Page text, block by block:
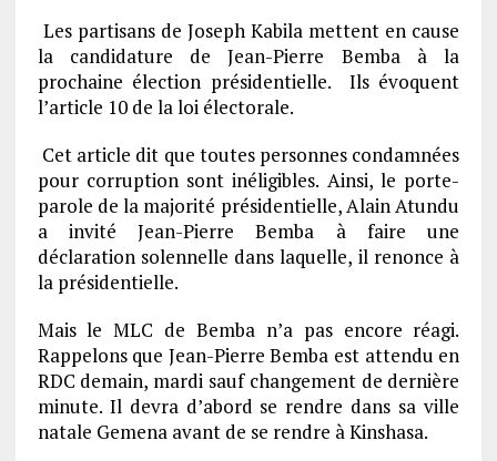
Les partisans de Joseph Kabila mettent en cause
la candidature de Jean-Pierre Bemba à la
prochaine élection présidentielle. Ils évoquent
l’article 10 de la loi électorale.
Cet article dit que toutes personnes condamnées
pour corruption sont inéligibles. Ainsi, le porte-
parole de la majorité présidentielle, Alain Atundu
a invité Jean-Pierre Bemba à faire une
déclaration solennelle dans laquelle, il renonce à
la présidentielle.
Mais le MLC de Bemba n’a pas encore réagi.
Rappelons que Jean-Pierre Bemba est attendu en
RDC demain, mardi sauf changement de dernière
minute. Il devra d’abord se rendre dans sa ville
natale Gemena avant de se rendre à Kinshasa.